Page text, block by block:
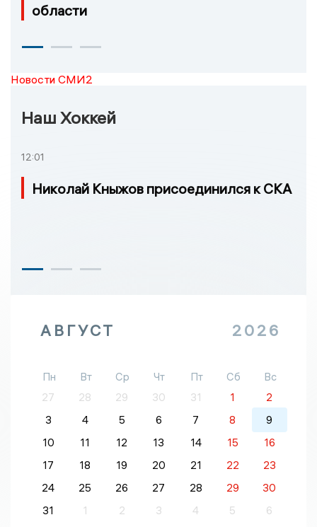
области
Новости СМИ2
Наш Хоккей
12:01
Николай Кныжов присоединился к СКА
АВГУСТ 2026
Пн Вт Ср Чт Пт Сб
Вс
27
28 29 30 31 1
2
3
4 5 6 7 8
9
10
11 12 13 14 15
16
17
18 19 20 21 22
23
24
25 26 27 28 29
30
31
1 2 3 4 5 6